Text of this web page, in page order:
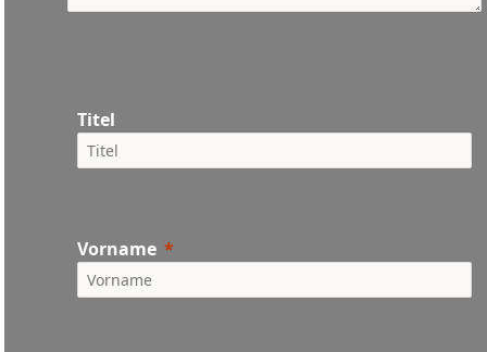
Titel
Vorname